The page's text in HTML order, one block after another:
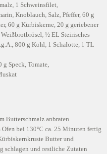
1 Schweinsfilet,
Knoblauch, Salz, Pfeffer, 60 g
60 g Kürbiskerne, 20 g geriebener
Weißbrotbrösel, ½ EL Steirisches
800 g Kohl, 1 Schalotte, 1 TL
g Speck, Tomate,
Butterschmalz anbraten
Ofen bei 130°C ca. 25 Minuten fertig
Butter und
schlagen und restliche Zutaten